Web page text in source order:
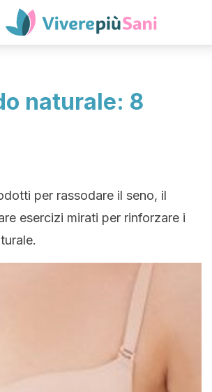
naturale: 8
per rassodare il seno, il
esercizi mirati per rinforzare i